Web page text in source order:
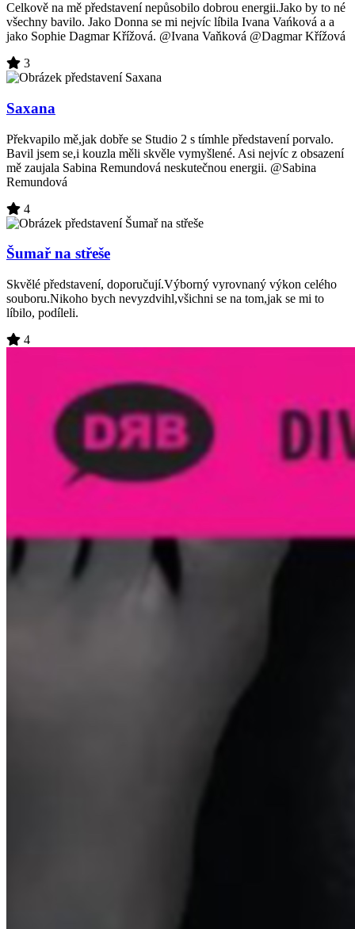
Celkově na mě představení nepůsobilo dobrou energii.Jako by to né
všechny bavilo. Jako Donna se mi nejvíc líbila Ivana Vańková a a
jako Sophie Dagmar Křížová. @Ivana Vaňková @Dagmar Křížová
3
Saxana
Překvapilo mě,jak dobře se Studio 2 s tímhle představení porvalo.
Bavil jsem se,i kouzla měli skvěle vymyšlené. Asi nejvíc z obsazení
mě zaujala Sabina Remundová neskutečnou energii. @Sabina
Remundová
4
Šumař na střeše
Skvělé představení, doporučují.Výborný vyrovnaný výkon celého
souboru.Nikoho bych nevyzdvihl,všichni se na tom,jak se mi to
líbilo, podíleli.
4